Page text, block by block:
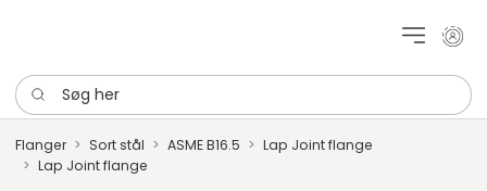
Mit
Søg her
Flanger Sort stål ASME B16.5
Lap Joint flange
Lap Joint flange